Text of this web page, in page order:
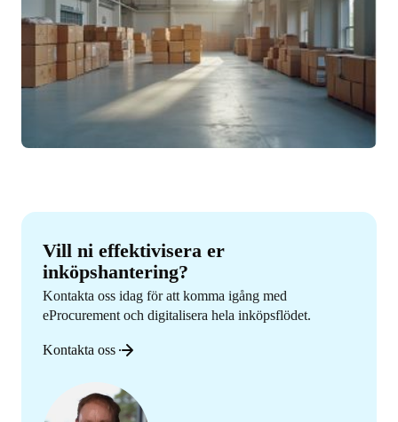
Vill ni effektivisera er
inköpshantering?
Kontakta oss idag för att komma igång med
eProcurement och digitalisera hela inköpsflödet.
Kontakta oss